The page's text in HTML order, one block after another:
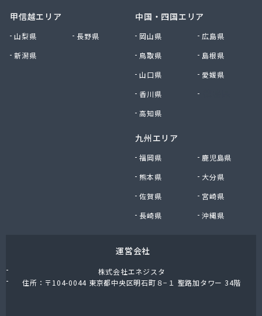
甲信越エリア
山梨県
長野県
新潟県
中国・四国エリア
岡山県
広島県
鳥取県
島根県
山口県
愛媛県
香川県
高知県
九州エリア
福岡県
鹿児島県
熊本県
大分県
佐賀県
宮崎県
長崎県
沖縄県
運営会社
株式会社エネジスタ
住所：〒104-0044 東京都中央区明石町８−１ 聖路加タワー 34階